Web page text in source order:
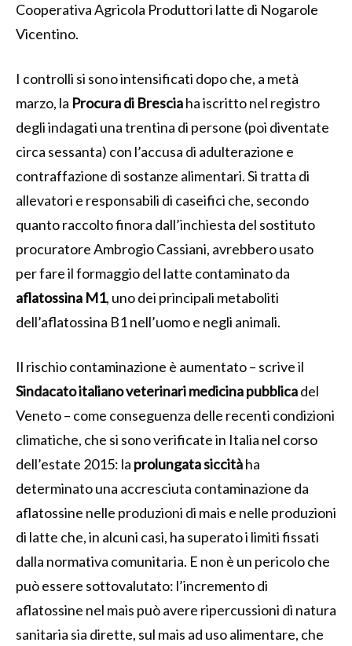
Cooperativa Agricola Produttori latte di Nogarole
Vicentino.
I controlli si sono intensificati dopo che, a metà
marzo, la Procura di Bresciaha iscritto nel registro
degli indagati una trentina di persone (poi diventate
circa sessanta) con l’accusa di adulterazione e
contraffazione di sostanze alimentari. Si tratta di
allevatori e responsabili di caseifici che, secondo
quanto raccolto finora dall’inchiesta del sostituto
procuratore Ambrogio Cassiani, avrebbero usato
per fare il formaggio del latte contaminato da
aflatossina M1, uno dei principali metaboliti
dell’aflatossina B1 nell’uomo e negli animali.
Il rischio contaminazione è aumentato – scrive il
Sindacato italiano veterinari medicina pubblicadel
Veneto – come conseguenza delle recenti condizioni
climatiche, che si sono verificate in Italia nel corso
dell’estate 2015: la prolungata siccitàha
determinato una accresciuta contaminazione da
aflatossine nelle produzioni di mais e nelle produzioni
di latte che, in alcuni casi, ha superato i limiti fissati
dalla normativa comunitaria. E non è un pericolo che
può essere sottovalutato: l’incremento di
aflatossine nel mais può avere ripercussioni di natura
sanitaria sia dirette, sul mais ad uso alimentare, che